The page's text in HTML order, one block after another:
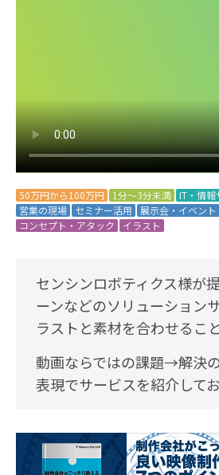
50万円から100万円 1分～3分未満 IT・情報
営業の現場
セミナー活用 展示会・イベント
コンセプト・アタック
イラスト
センシンロボティクス様が
ーンなどのソリューション
ラストと素材を合わせるこ
動画ならではの課題→解決
表現でサービスを紹介してお